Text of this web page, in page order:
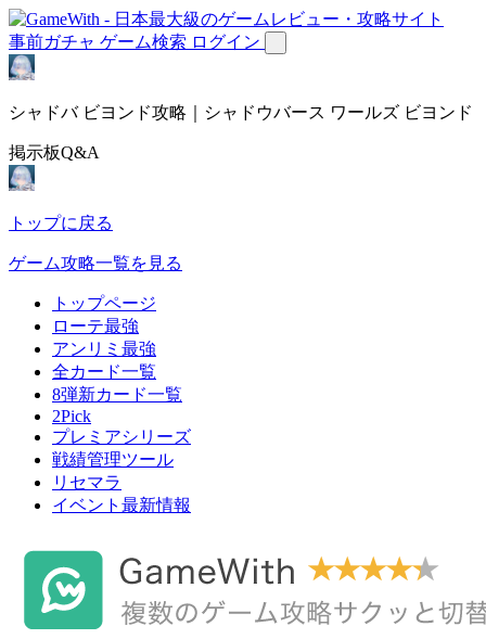
事前ガチャ ゲーム検索 ログイン
シャドバ ビヨンド攻略｜シャドウバース ワールズ ビヨンド
掲示板Q&A
トップに戻る
ゲーム攻略一覧を見る
トップページ
ローテ最強
アンリミ最強
全カード一覧
8弾新カード一覧
2Pick
プレミアシリーズ
戦績管理ツール
リセマラ
イベント最新情報